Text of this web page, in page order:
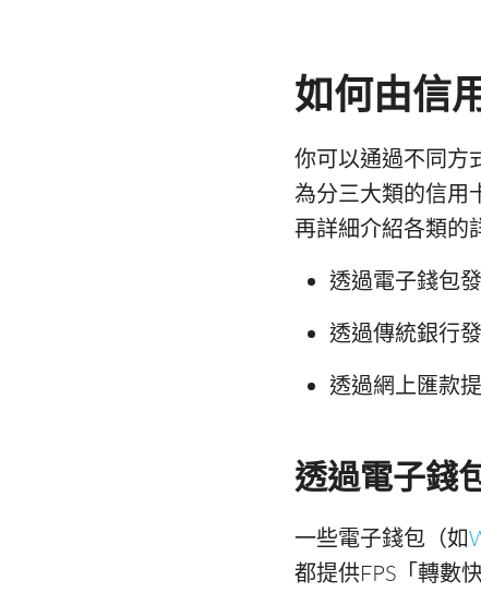
如何由信
你可以通過不同方
為分三大類的信用
再詳細介紹各類的
透過電子錢包
透過傳統銀行
透過網上匯款
透過電子錢
一些電子錢包（如
都提供FPS「轉數